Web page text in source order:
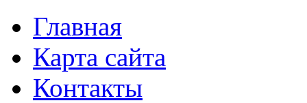
Главная
Карта сайта
Контакты